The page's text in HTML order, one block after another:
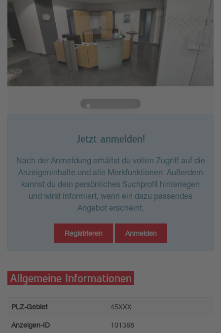
Jetzt anmelden!
Nach der Anmeldung erhältst du vollen Zugriff auf die
Anzeigeninhalte und alle Merkfunktionen. Außerdem
kannst du dein persönliches Suchprofil hinterlegen
und wirst informiert, wenn ein dazu passendes
Angebot erscheint.
Registrieren Anmelden
Allgemeine Informationen
PLZ-Gebiet 45XXX
Anzeigen-ID 101388